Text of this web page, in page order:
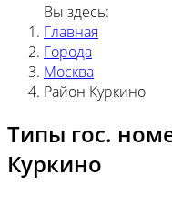
Вы здесь:
Главная
Города
Москва
Район Куркино
Типы гос.
Куркино